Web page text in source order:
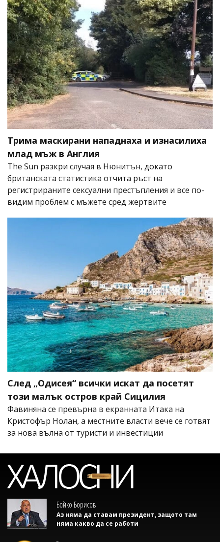
Трима маскирани нападнаха и изнасилиха
млад мъж в Англия
The Sun разкри случая в Нюнитън, докато
британската статистика отчита ръст на
регистрираните сексуални престъпления и все по-
видим проблем с мъжете сред жертвите
След „Одисея“ всички искат да посетят
този малък остров край Сицилия
Фавиняна се превърна в екранната Итака на
Кристофър Нолан, а местните власти вече се готвят
за нова вълна от туристи и инвестиции
Бойко Борисов
Аз няма да ставам президент, защото там
няма какво да се работи